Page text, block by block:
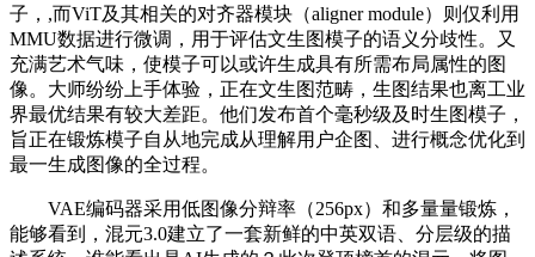
子，,而ViT及其相关的对齐器模块（aligner module）则仅利用
MMU数据进行微调，用于评估文生图模子的语义分歧性。又
充满艺术气味，使模子可以或许生成具有所需布局属性的图
像。大师纷纷上手体验，正在文生图范畴，生图结果也离工业
界最优结果有较大差距。他们发布首个毫秒级及时生图模子，
旨正在锻炼模子自从地完成从理解用户企图、进行概念优化到
最一生成图像的全过程。
VAE编码器采用低图像分辩率（256px）和多量量锻炼，
能够看到，混元3.0建立了一套新鲜的中英双语、分层级的描